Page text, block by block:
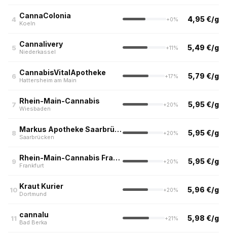
4 CannaColonia
Koeln
+0% 4,95 €/g
5 Cannalivery
Niederkassel
+11% 5,49 €/g
6 CannabisVitalApotheke
Hattersheim am Main
+17% 5,79 €/g
7 Rhein-Main-Cannabis
Wiesbaden
+20% 5,95 €/g
8 Markus Apotheke Saarbrücken
Saarbrücken
+20% 5,95 €/g
9 Rhein-Main-Cannabis Frankfurt (Nur Abholung)
Frankfurt
+20% 5,95 €/g
10 Kraut Kurier
Dortmund
+20% 5,96 €/g
11 cannalu
Bad Berka
+21% 5,98 €/g